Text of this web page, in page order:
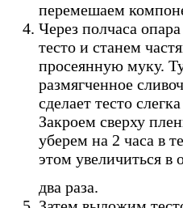
перемешаем
Через полчаса
тесто и станем
просеянную муку.
размягченное
сделает тесто
Закроем сверху
уберем на 2 часа в
этом увеличиться
два раза.